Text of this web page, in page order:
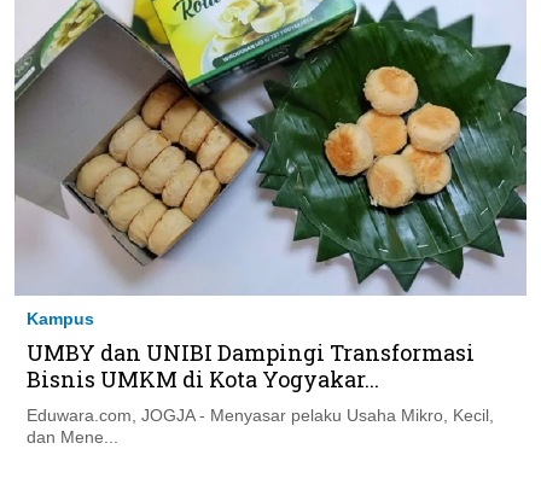
Kampus
UMBY dan UNIBI Dampingi Transformasi
Bisnis UMKM di Kota Yogyakar...
Eduwara.com, JOGJA - Menyasar pelaku Usaha Mikro, Kecil,
dan Mene...